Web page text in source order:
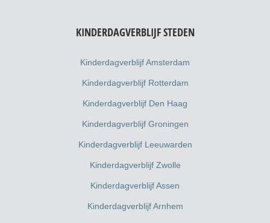
KINDERDAGVERBLIJF STEDEN
Kinderdagverblijf Amsterdam
Kinderdagverblijf Rotterdam
Kinderdagverblijf Den Haag
Kinderdagverblijf Groningen
Kinderdagverblijf Leeuwarden
Kinderdagverblijf Zwolle
Kinderdagverblijf Assen
Kinderdagverblijf Arnhem